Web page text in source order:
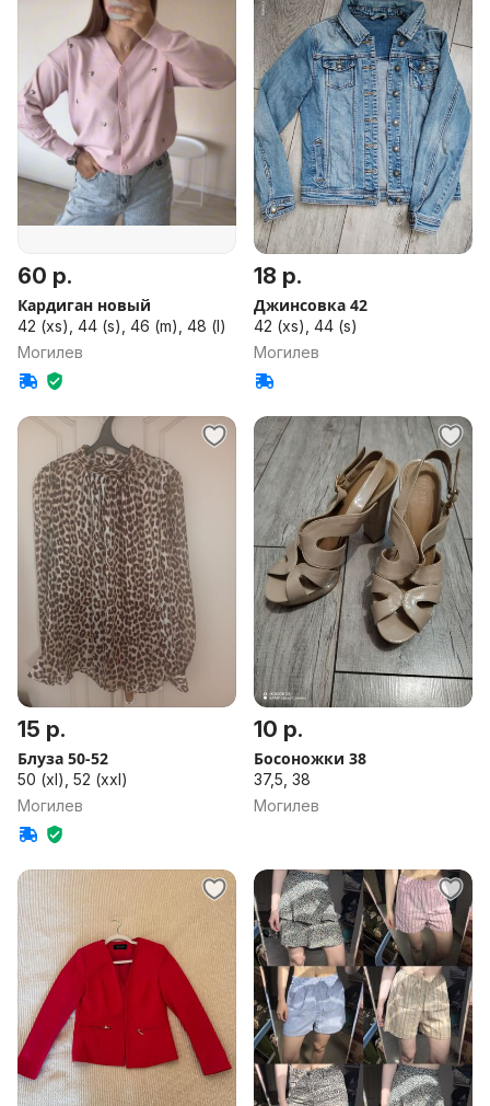
60 р.
Кардиган новый
42 (xs), 44 (s), 46 (m), 48 (l)
Могилев
18 р.
Джинсовка 42
42 (xs), 44 (s)
Могилев
15 р.
Блуза 50-52
50 (xl), 52 (xxl)
Могилев
10 р.
Босоножки 38
37,5, 38
Могилев